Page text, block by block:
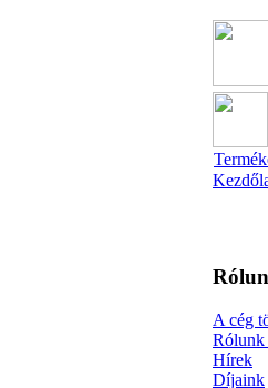
A cég
Rólunk
Hírek
Díjaink